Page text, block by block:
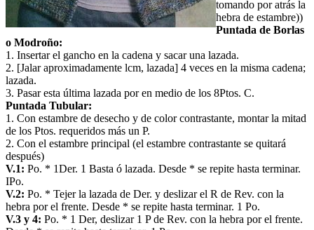
tomando por atrás la
hebra de estambre))
Puntada de Borlas
o Modroño:
1. Insertar el gancho en la cadena y sacar una lazada.
2. [Jalar aproximadamente lcm, lazada] 4 veces en la misma cadena;
lazada.
3. Pasar esta última lazada por en medio de los 8Ptos. C.
Puntada Tubular:
1. Con estambre de desecho y de color contrastante, montar la mitad
de los Ptos. requeridos más un P.
2. Con el estambre principal (el estambre contrastante se quitará
después)
V.1: Po. * 1Der. 1 Basta ó lazada. Desde * se repite hasta terminar.
IPo.
V.2: Po. * Tejer la lazada de Der. y deslizar el R de Rev. con la
hebra por el frente. Desde * se repite hasta terminar. 1 Po.
V.3 y 4: Po. * 1 Der, deslizar 1 P de Rev. con la hebra por el frente.